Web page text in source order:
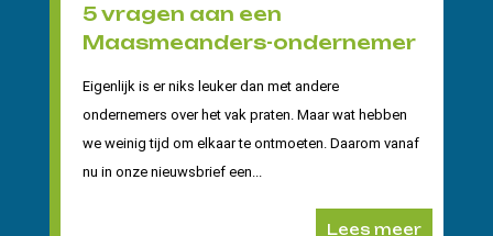
5 vragen aan een
Maasmeanders-ondernemer
Eigenlijk is er niks leuker dan met andere
ondernemers over het vak praten. Maar wat hebben
we weinig tijd om elkaar te ontmoeten. Daarom vanaf
nu in onze nieuwsbrief een...
Lees meer